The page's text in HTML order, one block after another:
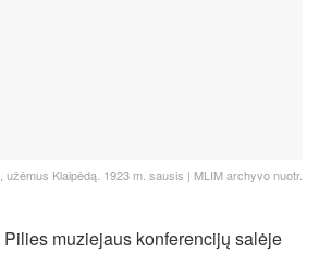
Klaipėdą. 1923 m. sausis | MLIM archyvo nuotr.
muziejaus konferencijų salėje